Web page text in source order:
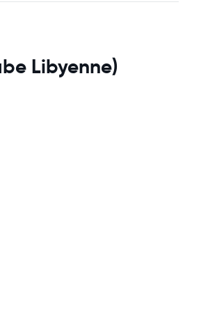
Libyenne)